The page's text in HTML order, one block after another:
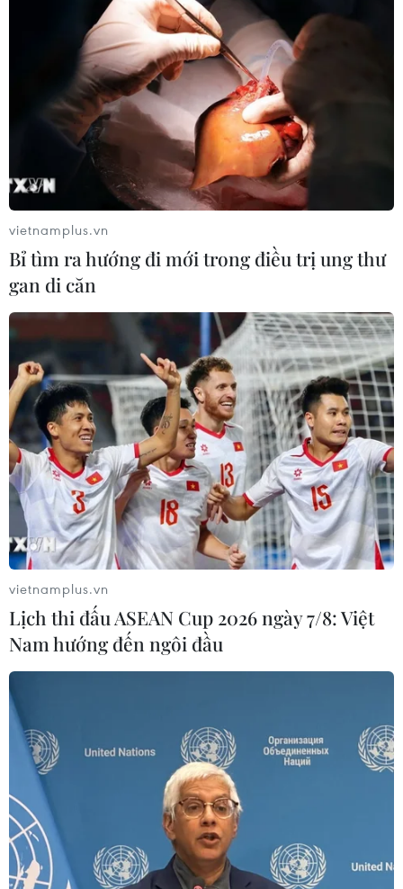
vietnamplus.vn
Bỉ tìm ra hướng đi mới trong điều trị ung thư
gan di căn
vietnamplus.vn
Lịch thi đấu ASEAN Cup 2026 ngày 7/8: Việt
Nam hướng đến ngôi đầu